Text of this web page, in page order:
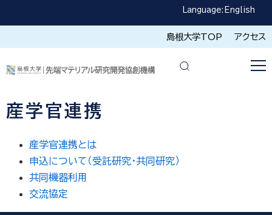
Language: English
島根大学TOP アクセス
産学官連携
産学官連携とは
申込について（受託研究・共同研究）
共同機器利用
交流協定